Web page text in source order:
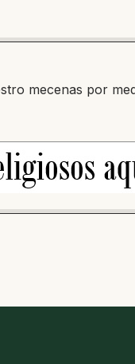
mecenas por